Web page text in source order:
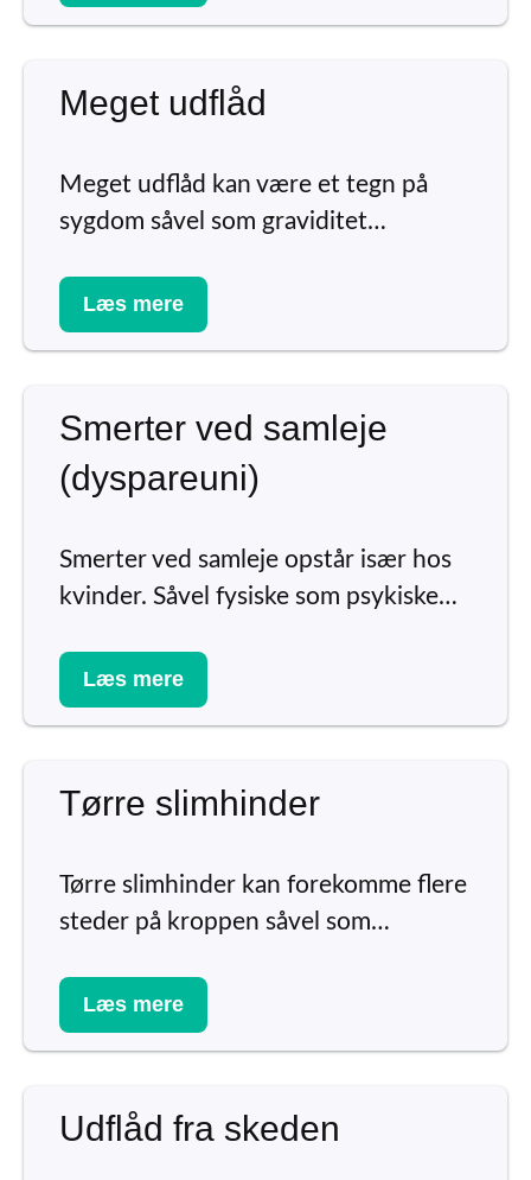
Meget udflåd
Meget udflåd kan være et tegn på
sygdom såvel som graviditet…
Læs mere
Smerter ved samleje
(dyspareuni)
Smerter ved samleje opstår især hos
kvinder. Såvel fysiske som psykiske…
Læs mere
Tørre slimhinder
Tørre slimhinder kan forekomme flere
steder på kroppen såvel som…
Læs mere
Udflåd fra skeden